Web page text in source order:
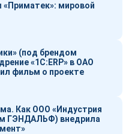
мировой
(под брендом
«1С:ERP» в ОАО
фильм о проекте
ГЭНДАЛЬФ) внедрила